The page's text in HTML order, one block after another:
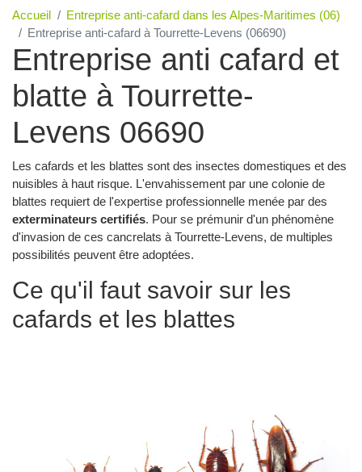
Accueil
Entreprise anti-cafard dans les Alpes-Maritimes (06)
Entreprise anti-cafard à Tourrette-Levens (06690)
Entreprise anti cafard et
blatte à Tourrette-
Levens 06690
Les cafards et les blattes sont des insectes domestiques et des
nuisibles à haut risque. L'envahissement par une colonie de
blattes requiert de l'expertise professionnelle menée par des
exterminateurs certifiés. Pour se prémunir d'un phénomène
d'invasion de ces cancrelats à Tourrette-Levens, de multiples
possibilités peuvent être adoptées.
Ce qu'il faut savoir sur les
cafards et les blattes